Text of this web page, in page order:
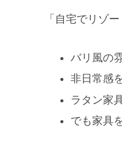
「自宅でリゾ
バリ風の
非日常感
ラタン家
でも家具